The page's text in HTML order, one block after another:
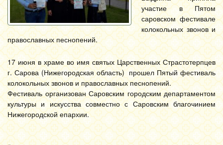
участие в Пятом
саровском фестивале
колокольных звонов и
православных песнопений.
17 июня в храме во имя святых Царственных Страстотерпцев
г. Сарова (Нижегородская область) прошел Пятый фестиваль
колокольных звонов и православных песнопений.
Фестиваль организован Саровским городским департаментом
культуры и искусства совместно с Саровским благочинием
Нижегородской епархии.